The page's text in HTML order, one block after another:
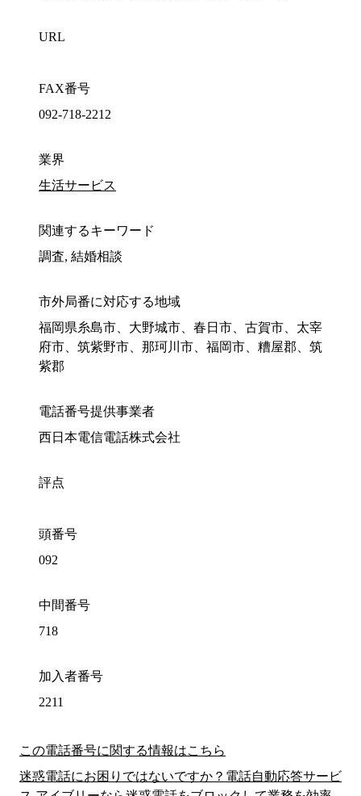
URL
FAX番号
092-718-2212
業界
生活サービス
関連するキーワード
調査, 結婚相談
市外局番に対応する地域
福岡県糸島市、大野城市、春日市、古賀市、太宰
府市、筑紫野市、那珂川市、福岡市、糟屋郡、筑
紫郡
電話番号提供事業者
西日本電信電話株式会社
評点
頭番号
092
中間番号
718
加入者番号
2211
この電話番号に関する情報はこちら
迷惑電話にお困りではないですか？電話自動応答サービ